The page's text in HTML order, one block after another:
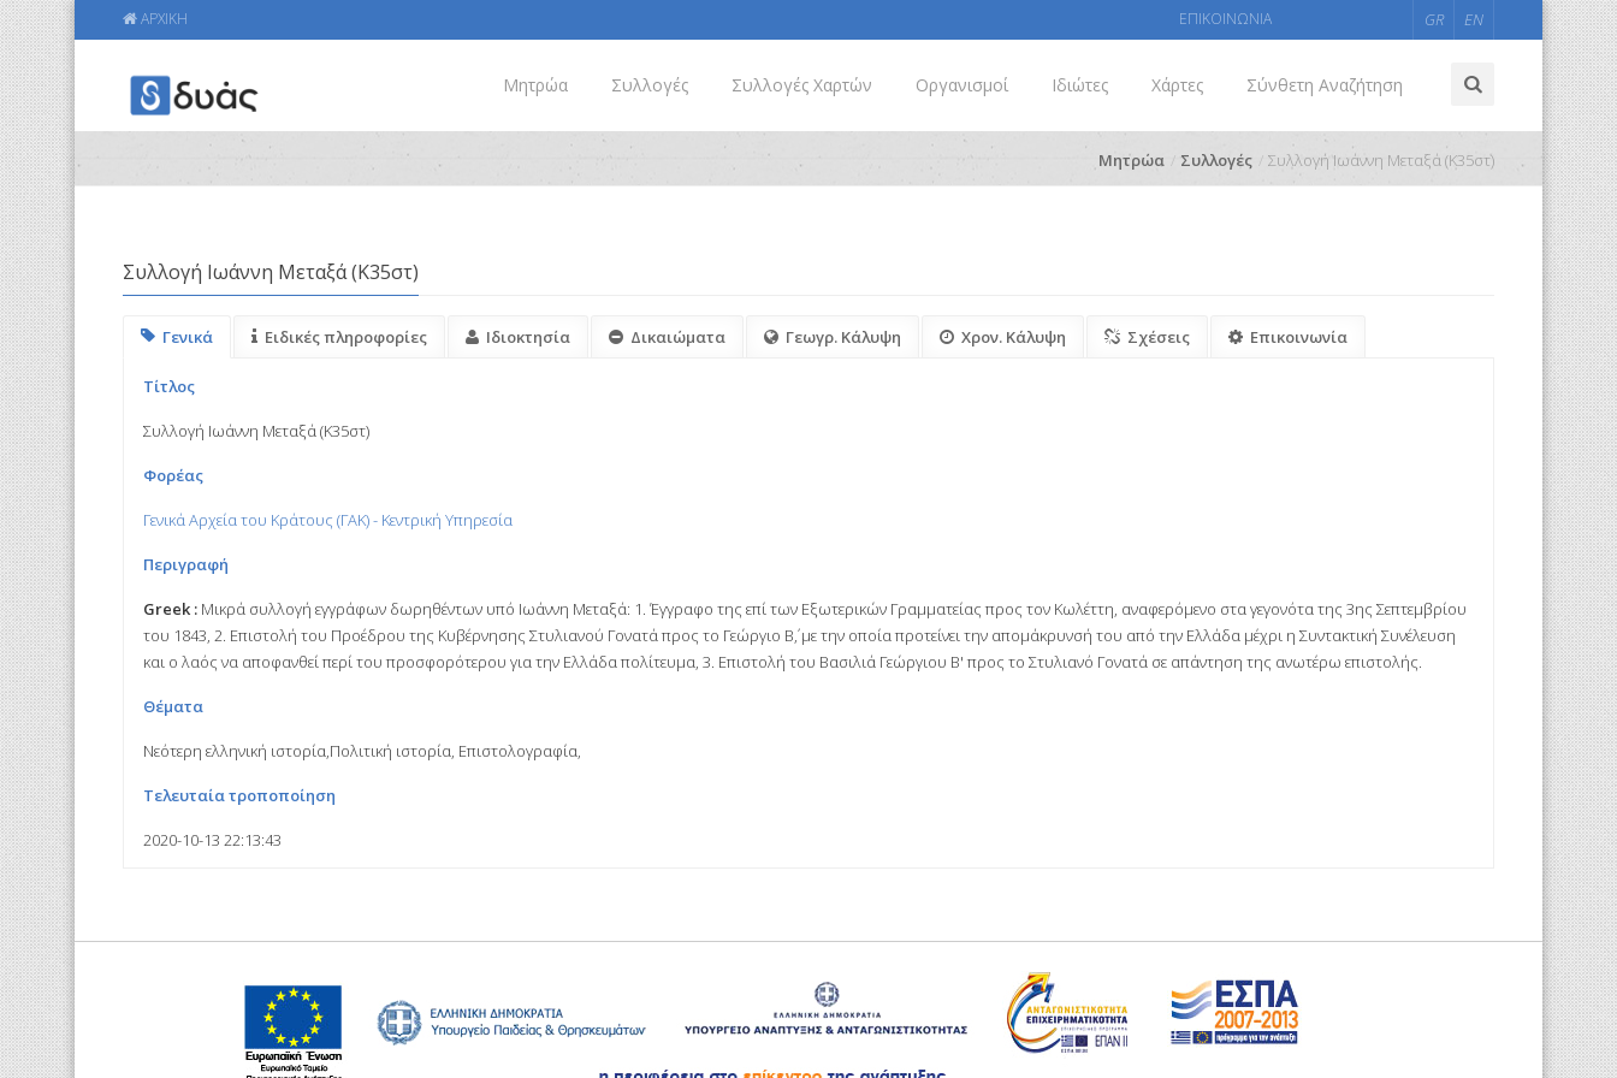
ΑΡΧΙΚΗ ΕΠΙΚΟΙΝΩΝΙΑ GR EN
Μητρώα Συλλογές Συλλογές Χαρτών Οργανισμοί Ιδιώτες Χάρτες Σύνθετη Αναζήτηση
Μητρώα Συλλογές Συλλογή Ιωάννη Μεταξά (Κ35στ)
Συλλογή Ιωάννη Μεταξά (Κ35στ)
Γενικά Ειδικές πληροφορίες Ιδιοκτησία Δικαιώματα Γεωγρ. Κάλυψη Χρον. Κάλυψη Σχέσεις Επικοινωνία
Τίτλος
Συλλογή Ιωάννη Μεταξά (Κ35στ)
Φορέας
Γενικά Αρχεία του Κράτους (ΓΑΚ) - Κεντρική Υπηρεσία
Περιγραφή
Greek : Μικρά συλλογή εγγράφων δωρηθέντων υπό Ιωάννη Μεταξά: 1. Έγγραφο της επί των Εξωτερικών Γραμματείας προς τον Κωλέττη, αναφερόμενο στα γεγονότα της 3ης Σεπτεμβρίου
του 1843, 2. Επιστολή του Προέδρου της Κυβέρνησης Στυλιανού Γονατά προς το Γεώργιο Β΄, με την οποία προτείνει την απομάκρυνσή του από την Ελλάδα μέχρι η Συντακτική Συνέλευση
και ο λαός να αποφανθεί περί του προσφορότερου για την Ελλάδα πολίτευμα, 3. Επιστολή του Βασιλιά Γεώργιου Β' προς το Στυλιανό Γονατά σε απάντηση της ανωτέρω επιστολής.
Θέματα
Νεότερη ελληνική ιστορία,Πολιτική ιστορία, Επιστολογραφία,
Τελευταία τροποποίηση
2020-10-13 22:13:43